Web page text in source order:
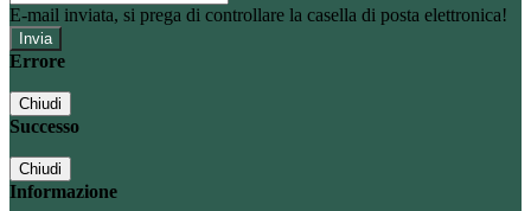
E-mail inviata, si prega di controllare la casella di posta elettronica!
Errore
Chiudi
Successo
Chiudi
Informazione